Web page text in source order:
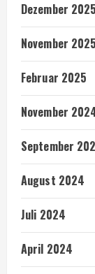
Dezember 2025
November 2025
Februar 2025
November
September
August 2024
Juli 2024
April 2024